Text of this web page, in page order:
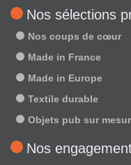
Nos sélections
Nos coups de cœur
Made in France
Made in Europe
Textile durable
Objets pub sur
Nos